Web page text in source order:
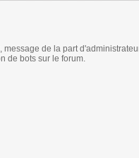
message de la part
de bots sur le forum.